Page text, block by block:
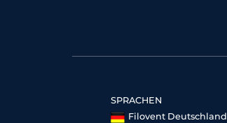
SPRACHEN
Filovent Deutschland